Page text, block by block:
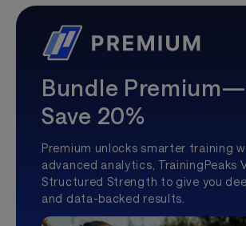
Bundle Premium—
Save 20%
Premium unlocks smarter training
advanced analytics, TrainingPeaks
Structured Strength to give you
and data-backed results.